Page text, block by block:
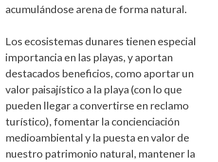
acumulándose arena de forma natural.
Los ecosistemas dunares tienen especial
importancia en las playas, y aportan
destacados beneficios, como aportar un
valor paisajístico a la playa (con lo que
pueden llegar a convertirse en reclamo
turístico), fomentar la concienciación
medioambiental y la puesta en valor de
nuestro patrimonio natural, mantener la